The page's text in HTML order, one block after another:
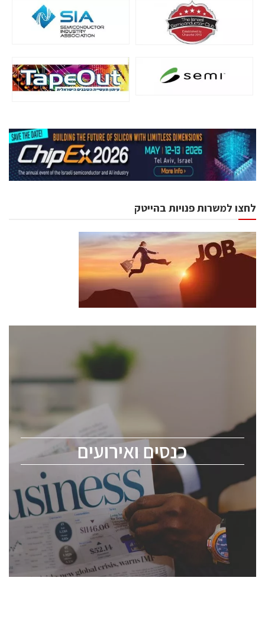
לחצו למשרות פנויות בהייטק
כנסים ואירועים
כנסים ואירועים
לכל העוסקים בתעשיית הסמיקונדקטור כולל מהנדסים,
ChipEx2026 will be held on May 12-13, 2026. The
conference is intended for everyone involved in the
semiconductor industry, including engineers,
professional experts, and senior executives.
לחץ לפרטים